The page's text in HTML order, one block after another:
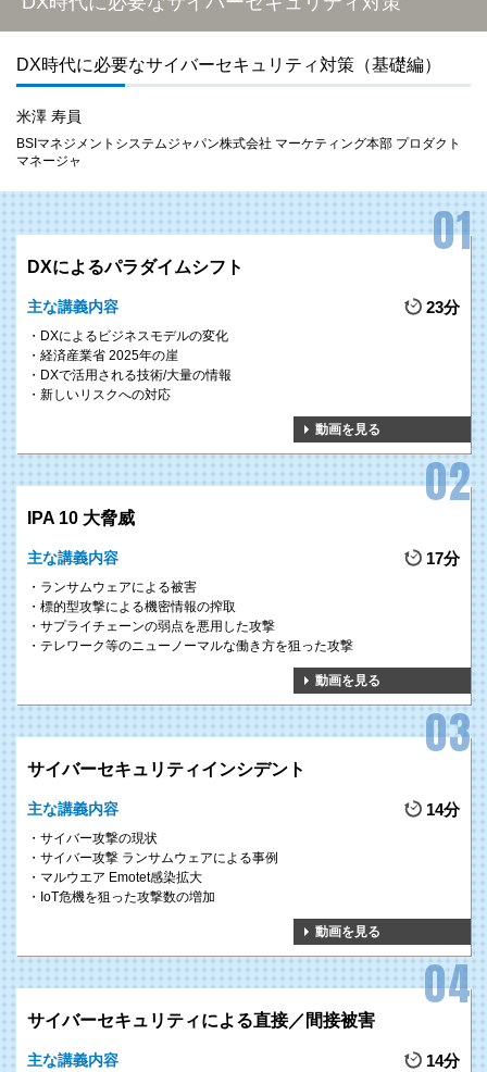
POINT 1
身代金目的のランサムウェア、5G、IoT機器を狙った攻撃や国家をタ
本研修では、こうした新しい情報セキュリティリスクについて理解を
深めるとともに、個人情報保護法改正やデジタル庁の発足など国とし
ての取り組みに関しても学ぶことができます。
POINT 2
情報セキュリティインシデントが発生した場合、メールの送受信の停
止やサーバー停止、情報漏洩の発生などの直接的な被害だけでなく、
ブランドイメージの低下や取引停止、株価への影響といった間接的な
被害も膨らみます。
本研修では、企業の存亡に関わる被害の恐れもある情報セキュリティ
インシデントが企業に与える影響について解説いたします。
POINT 3
災害時は、従業員、建物、設備、ライフライン等の経営資源を守るこ
とが重要ですが、経営資源の守り方は災害によって異なります。
本研修では、地震、水害、感染症など災害ごとに取り上げ、それぞれ
の事例や被害想定、事前対策、初動のアクション等を具体的に解説い
たします。
1
昨今のセキュリティ事故に関する
知識の習得
昨今のセキュリティインシデントの事例からセキュリティ事故が企業にもた
らす影響まで学ぶことで、自組織で想定し得るセキュリティインシデントに
ついて、人的対策、組織的対策、技術的対策を講じることができるようにな
ります。
DX時代に必要なサイバーセキュリティ対策（基礎編）
米澤 寿員
BSIマネジメントシステムジャパン株式会社 マーケティング本部 プロダクト
マネージャ
DXによるパラダイムシフト
主な講義内容 23分
DXによるビジネスモデルの変化
経済産業省 2025年の崖
DXで活用される技術/大量の情報
新しいリスクへの対応
動画を見る
IPA 10 大脅威
主な講義内容 17分
ランサムウェアによる被害
標的型攻撃による機密情報の搾取
サプライチェーンの弱点を悪用した攻撃
テレワーク等のニューノーマルな働き方を狙った攻撃
動画を見る
サイバーセキュリティインシデント
主な講義内容 14分
サイバー攻撃の現状
サイバー攻撃 ランサムウェアによる事例
マルウエア Emotet感染拡大
IoT危機を狙った攻撃数の増加
動画を見る
サイバーセキュリティによる直接／間接被害
主な講義内容 14分